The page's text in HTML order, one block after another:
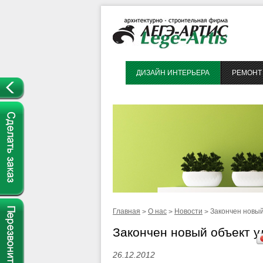
ДИЗАЙН ИНТЕРЬЕРА РЕМОНТ
Главная > О нас > Новости > Закончен
Закончен новый объект
26.12.2012